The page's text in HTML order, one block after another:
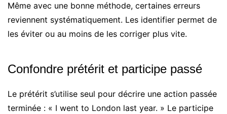
Même avec une bonne méthode, certaines erreurs
reviennent systématiquement. Les identifier permet de
les éviter ou au moins de les corriger plus vite.
Confondre prétérit et participe passé
Le prétérit s’utilise seul pour décrire une action passée
terminée : « I went to London last year. » Le participe